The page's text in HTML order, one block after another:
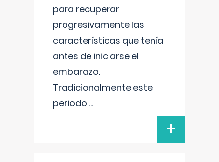
para recuperar
progresivamente las
características que tenía
antes de iniciarse el
embarazo.
Tradicionalmente este
periodo ...
+